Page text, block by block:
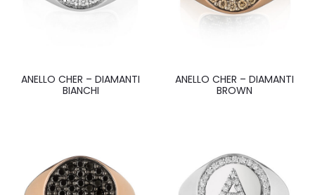
ANELLO CHER – DIAMANTI
BIANCHI
ANELLO CHER – DIAMANTI
BROWN